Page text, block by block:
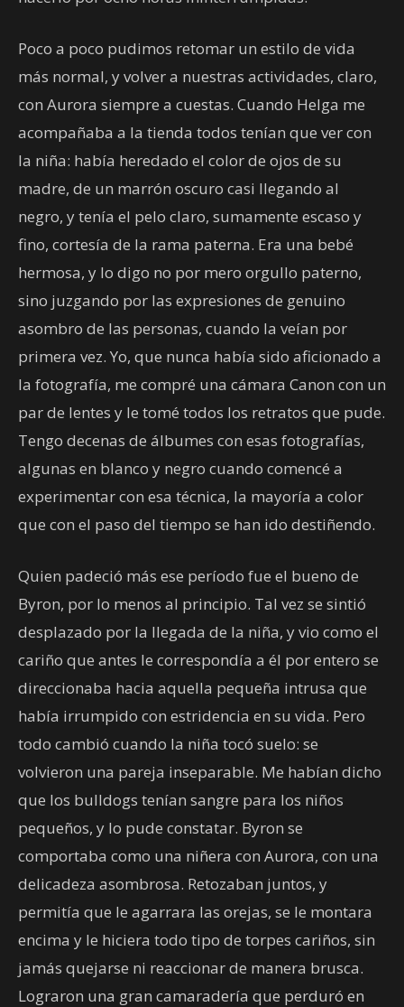
Poco a poco pudimos retomar un estilo de vida
más normal, y volver a nuestras actividades, claro,
con Aurora siempre a cuestas. Cuando Helga me
acompañaba a la tienda todos tenían que ver con
la niña: había heredado el color de ojos de su
madre, de un marrón oscuro casi llegando al
negro, y tenía el pelo claro, sumamente escaso y
fino, cortesía de la rama paterna. Era una bebé
hermosa, y lo digo no por mero orgullo paterno,
sino juzgando por las expresiones de genuino
asombro de las personas, cuando la veían por
primera vez. Yo, que nunca había sido aficionado a
la fotografía, me compré una cámara Canon con un
par de lentes y le tomé todos los retratos que pude.
Tengo decenas de álbumes con esas fotografías,
algunas en blanco y negro cuando comencé a
experimentar con esa técnica, la mayoría a color
que con el paso del tiempo se han ido destiñendo.
Quien padeció más ese período fue el bueno de
Byron, por lo menos al principio. Tal vez se sintió
desplazado por la llegada de la niña, y vio como el
cariño que antes le correspondía a él por entero se
direccionaba hacia aquella pequeña intrusa que
había irrumpido con estridencia en su vida. Pero
todo cambió cuando la niña tocó suelo: se
volvieron una pareja inseparable. Me habían dicho
que los bulldogs tenían sangre para los niños
pequeños, y lo pude constatar. Byron se
comportaba como una niñera con Aurora, con una
delicadeza asombrosa. Retozaban juntos, y
permitía que le agarrara las orejas, se le montara
encima y le hiciera todo tipo de torpes cariños, sin
jamás quejarse ni reaccionar de manera brusca.
Lograron una gran camaradería que perduró en